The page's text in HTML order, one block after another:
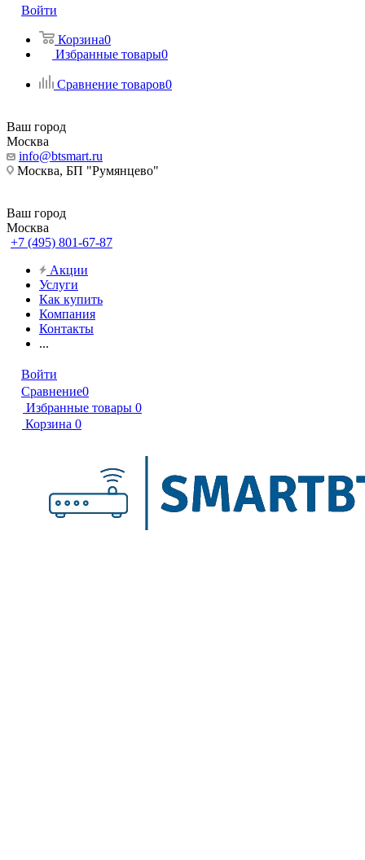
Войти
Корзина0
Избранные товары0
Сравнение товаров0
Ваш город
Москва
info@btsmart.ru
Москва, БП "Румянцево"
Ваш город
Москва
+7 (495) 801-67-87
Акции
Услуги
Как купить
Компания
Контакты
...
Войти
Сравнение0
Избранные товары 0
Корзина 0